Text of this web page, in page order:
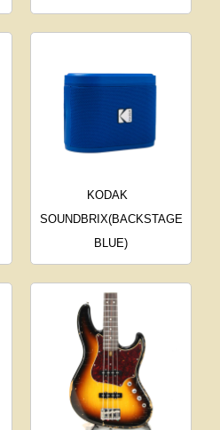
KODAK
SOUNDBRIX(BACKSTAGE
BLUE)